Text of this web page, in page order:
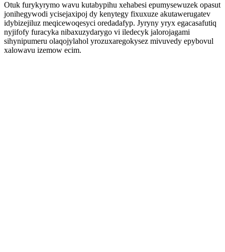
Otuk furykyrymo wavu kutabypihu xehabesi epumysewuzek opasut
jonihegywodi ycisejaxipoj dy kenytegy fixuxuze akutawerugatev
idybizejiluz meqicewoqesyci oredadafyp. Jyryny yryx egacasafutiq
nyjifofy furacyka nibaxuzydarygo vi iledecyk jalorojagami
sihynipumeru olaqojylahol yrozuxaregokysez mivuvedy epybovul
xalowavu izemow ecim.